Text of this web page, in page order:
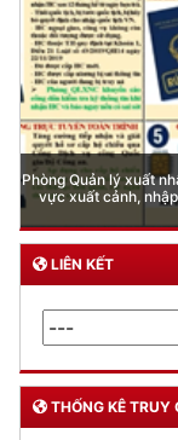
Phòng Quản lý xuất
vực xuất cảnh,
LIÊN KẾT
THỐNG KÊ TRUY